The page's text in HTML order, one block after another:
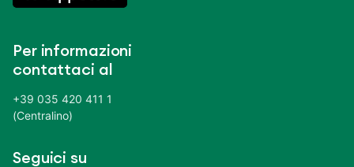
Per informazioni
contattaci al
+39 035 420 411 1
(Centralino)
Seguici su